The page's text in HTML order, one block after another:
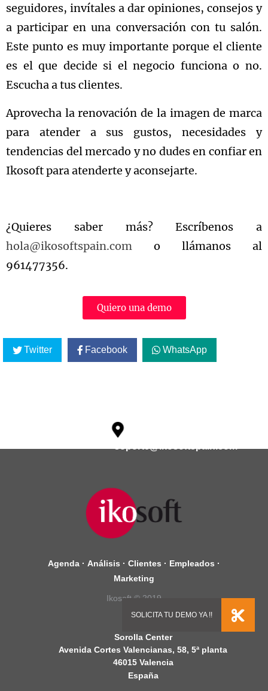
seguidores, invítales a dar opiniones, consejos y
a participar en una conversación con tu salón.
Este punto es muy importante porque el cliente
es el que decide si el negocio funciona o no.
Escucha a tus clientes.
Aprovecha la renovación de la imagen de marca
para atender a sus gustos, necesidades y
tendencias del mercado y no dudes en confiar en
Ikosoft para atenderte y aconsejarte.
¿Quieres saber más? Escríbenos a
hola@ikosoftspain.com o llámanos al
961477356.
Quiero una demo
Twitter Facebook WhatsApp
Agenda · Análisis · Clientes · Empleados ·
Marketing
Ikosoft © 2019
Sorolla Center
Avenida Cortes Valencianas, 58, 5ª planta
46015 Valencia
España